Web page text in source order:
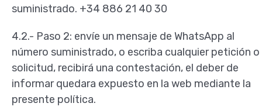
suministrado. +34 886 21 40 30
4.2.- Paso 2: envíe un mensaje de WhatsApp al
número suministrado, o escriba cualquier petición o
solicitud, recibirá una contestación, el deber de
informar quedara expuesto en la web mediante la
presente política.